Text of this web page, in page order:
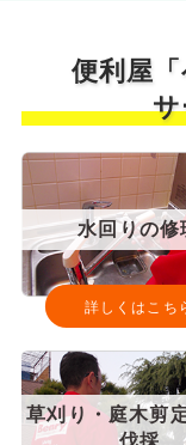
便利屋
水回りの修
詳しくはこち
草刈り・庭木剪
伐採